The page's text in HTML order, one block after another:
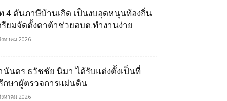
.4 ดันภาษีบ้านเกิด เป็นงบอุดหนุนท้องถิ่น
รียมจัดตั้งดาต้าช่วยอบต.ทำงานง่าย
หาคม 2026
นันดร.ธวัชชัย นิมา ได้รับแต่งตั้งเป็นที่
กษาผูัตรวจการแผ่นดิน
หาคม 2026